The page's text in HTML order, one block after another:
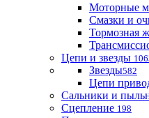
Моторные
Смазки и
Тормозная
Цепи и звезды
Звезды582
Цепи
Сальники и
Сцепление 198